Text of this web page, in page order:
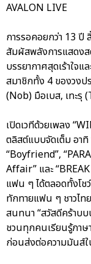
AVALON LIVE
การรอคอยกว่า 13
สัมผัสพลังการแสดง
บรรยากาศสุดเร้าใจ
สมาชิกทั้ง 4 ของวงป
(Nob) มือเบส, เทะรุ
เปิดเวทีด้วยเพลง
ตลิสต์แบบจัดเต็ม อา
“Boyfriend”,
Affair” และ
แฟน ๆ ได้ตลอดทั้งโช
ทักทายแฟน ๆ ชาวไท
สนทนา “สวัสดีคร้าบ
ชวนทุกคนเรียนรู้ภาษ
ก่อนส่งต่อความมันส์ใ